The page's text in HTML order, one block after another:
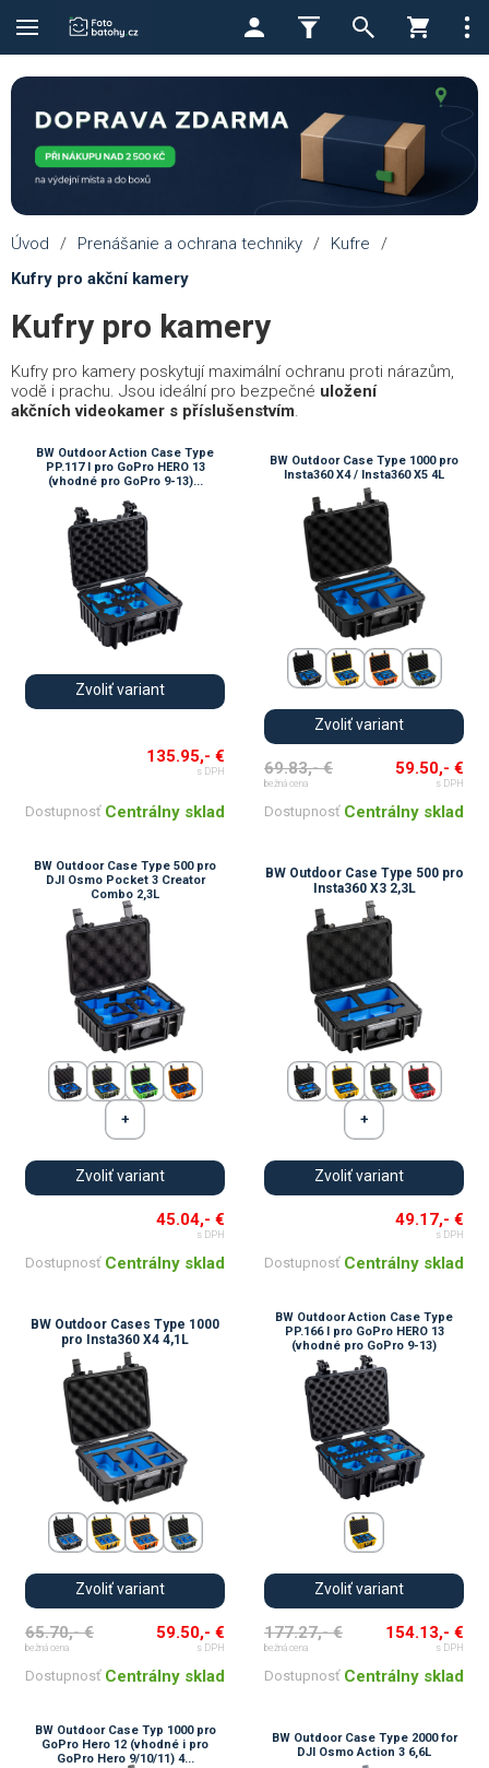
Úvod / Prenášanie a ochrana techniky / Kufre
/
Kufry pro akční kamery
Kufry pro kamery
Kufry pro kamery poskytují maximální ochranu proti nárazům,
vodě i prachu. Jsou ideální pro bezpečné uložení
akčních videokamer s příslušenstvím.
BW Outdoor Action Case Type
PP.117 I pro GoPro HERO 13
(vhodné pro GoPro 9-13)...
Zvoliť variant
135.95,- €
s DPH
Dostupnosť Centrálny sklad
BW Outdoor Case Type 1000 pro
Insta360 X4 / Insta360 X5 4L
Zvoliť variant
69.83,- €
bežná cena
59.50,- €
s DPH
Dostupnosť Centrálny sklad
BW Outdoor Case Type 500 pro
DJI Osmo Pocket 3 Creator
Combo 2,3L
Zvoliť variant
45.04,- €
s DPH
Dostupnosť Centrálny sklad
BW Outdoor Case Type 500 pro
Insta360 X3 2,3L
Zvoliť variant
49.17,- €
s DPH
Dostupnosť Centrálny sklad
BW Outdoor Cases Type 1000
pro Insta360 X4 4,1L
Zvoliť variant
65.70,- €
bežná cena
59.50,- €
s DPH
Dostupnosť Centrálny sklad
BW Outdoor Action Case Type
PP.166 I pro GoPro HERO 13
(vhodné pro GoPro 9-13)
Zvoliť variant
177.27,- €
bežná cena
154.13,- €
s DPH
Dostupnosť Centrálny sklad
BW Outdoor Case Typ 1000 pro
GoPro Hero 12 (vhodné i pro
GoPro Hero 9/10/11) 4...
BW Outdoor Case Type 2000 for
DJI Osmo Action 3 6,6L